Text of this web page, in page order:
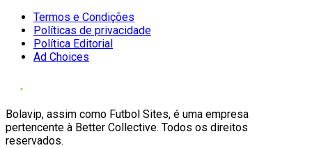
Termos e Condições
Políticas de privacidade
Política Editorial
Ad Choices
Bolavip, assim como Futbol Sites, é uma empresa
pertencente à Better Collective. Todos os direitos
reservados.